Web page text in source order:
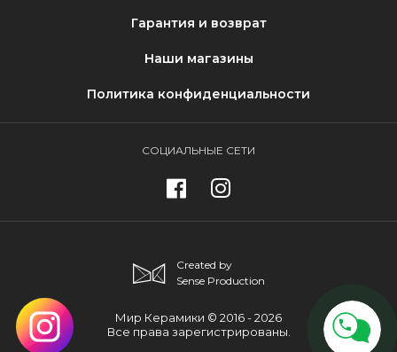
Гарантия и возврат
Наши магазины
Политика конфиденциальности
СОЦИАЛЬНЫЕ СЕТИ
Мир Керамики © 2016 - 2026
Все права зарегистрированы.
Created by
Sense Production